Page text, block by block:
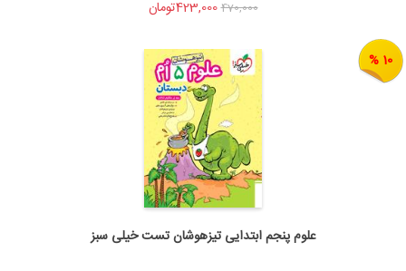
470,000423,000تومان
10 %
اضافه به سبد خرید
علوم پنجم ابتدایی تیزهوشان تست خیلی سبز